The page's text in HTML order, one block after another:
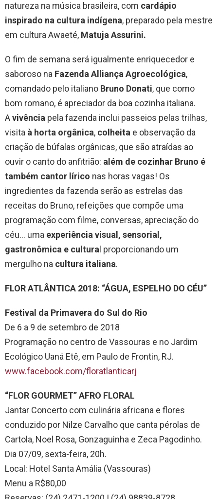
natureza na música brasileira, com cardápio
inspirado na cultura indígena, preparado pela mestre
em cultura Awaeté, Matuja Assurini.
O fim de semana será igualmente enriquecedor e
saboroso na Fazenda Alliança Agroecológica,
comandado pelo italiano Bruno Donati, que como
bom romano, é apreciador da boa cozinha italiana.
Avivência pela fazenda inclui passeios pelas trilhas,
visita à horta orgânica, colheita e observação da
criação de búfalas orgânicas, que são atraídas ao
ouvir o canto do anfitrião: além de cozinhar Bruno é
também cantor lírico nas horas vagas! Os
ingredientes da fazenda serão as estrelas das
receitas do Bruno, refeições que compõe uma
programação com filme, conversas, apreciação do
céu… uma experiência visual, sensorial,
gastronômica e cultura l proporcionando um
mergulho na cultura italiana.
FLOR ATLÂNTICA 2018: “ÁGUA, ESPELHO DO CÉU”
Festival da Primavera do Sul do Rio
De 6 a 9 de setembro de 2018
Programação no centro de Vassouras e no Jardim
Ecológico Uaná Etê, em Paulo de Frontin, RJ.
www.facebook.com/floratlanticarj
“FLOR GOURMET” AFRO FLORAL
Jantar Concerto com culinária africana e flores
conduzido por Nilze Carvalho que canta pérolas de
Cartola, Noel Rosa, Gonzaguinha e Zeca Pagodinho.
Dia 07/09, sexta-feira, 20h.
Local: Hotel Santa Amália (Vassouras)
Menu a R$80,00